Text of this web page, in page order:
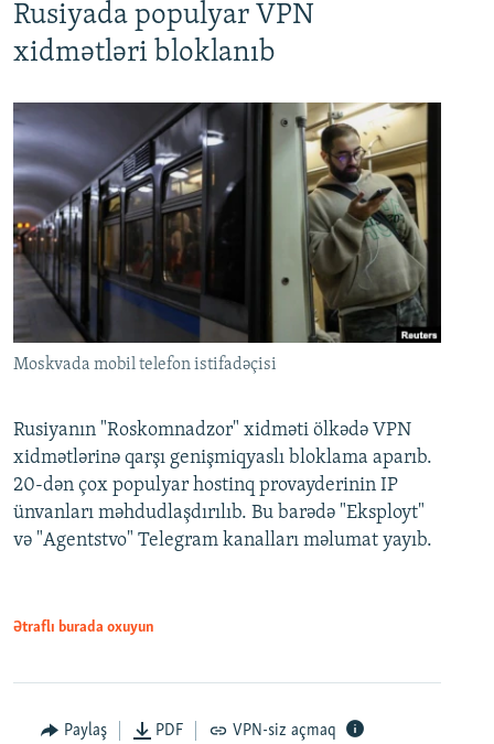
Rusiyada populyar VPN
xidmətləri bloklanıb
Moskvada mobil telefon istifadəçisi
Rusiyanın "Roskomnadzor" xidməti ölkədə VPN
xidmətlərinə qarşı genişmiqyaslı bloklama aparıb.
20-dən çox populyar hostinq provayderinin IP
ünvanları məhdudlaşdırılıb. Bu barədə "Eksployt"
və "Agentstvo" Telegram kanalları məlumat yayıb.
Ətraflı burada oxuyun
Paylaş PDF VPN-siz açmaq